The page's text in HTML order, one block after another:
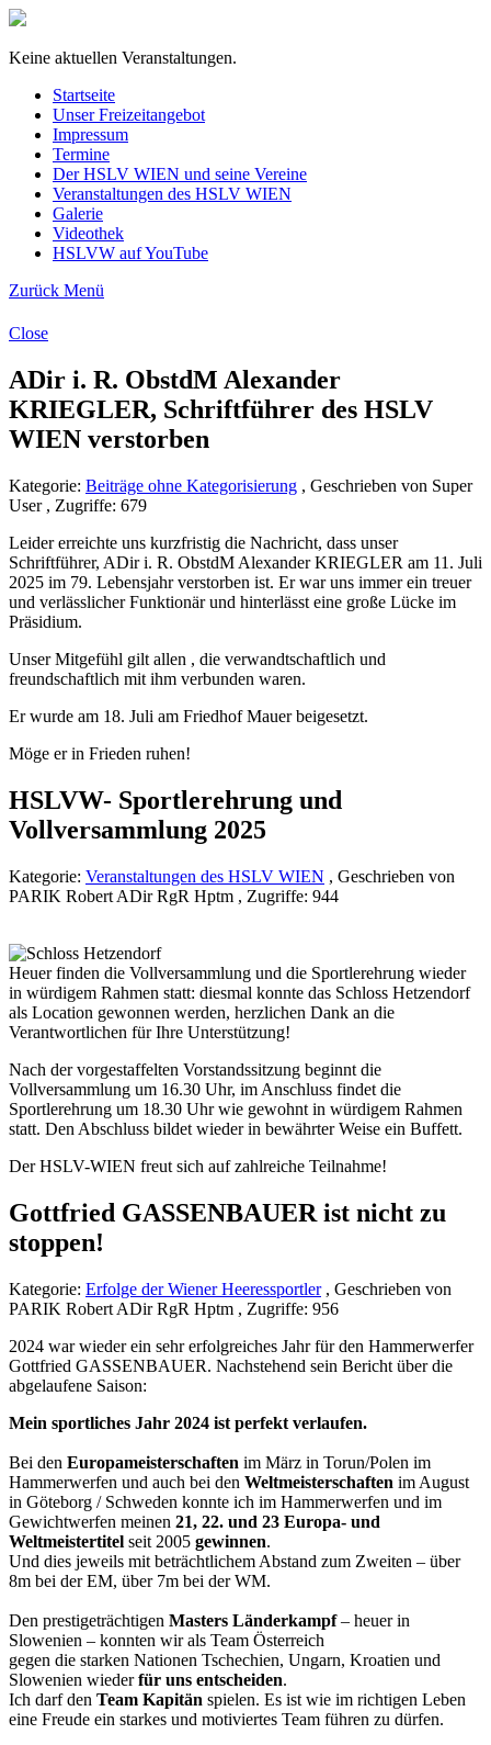
Keine aktuellen Veranstaltungen.
Startseite
Unser Freizeitangebot
Impressum
Termine
Der HSLV WIEN und seine Vereine
Veranstaltungen des HSLV WIEN
Galerie
Videothek
HSLVW auf YouTube
Zurück Menü
Close
ADir i. R. ObstdM Alexander
KRIEGLER, Schriftführer des HSLV
WIEN verstorben
Kategorie: Beiträge ohne Kategorisierung , Geschrieben von Super
User , Zugriffe: 679
Leider erreichte uns kurzfristig die Nachricht, dass unser
Schriftführer, ADir i. R. ObstdM Alexander KRIEGLER am 11. Juli
2025 im 79. Lebensjahr verstorben ist. Er war uns immer ein treuer
und verlässlicher Funktionär und hinterlässt eine große Lücke im
Präsidium.
Unser Mitgefühl gilt allen , die verwandtschaftlich und
freundschaftlich mit ihm verbunden waren.
Er wurde am 18. Juli am Friedhof Mauer beigesetzt.
Möge er in Frieden ruhen!
HSLVW- Sportlerehrung und
Vollversammlung 2025
Kategorie: Veranstaltungen des HSLV WIEN , Geschrieben von
PARIK Robert ADir RgR Hptm , Zugriffe: 944
Heuer finden die Vollversammlung und die Sportlerehrung wieder
in würdigem Rahmen statt: diesmal konnte das Schloss Hetzendorf
als Location gewonnen werden, herzlichen Dank an die
Verantwortlichen für Ihre Unterstützung!
Nach der vorgestaffelten Vorstandssitzung beginnt die
Vollversammlung um 16.30 Uhr, im Anschluss findet die
Sportlerehrung um 18.30 Uhr wie gewohnt in würdigem Rahmen
statt. Den Abschluss bildet wieder in bewährter Weise ein Buffett.
Der HSLV-WIEN freut sich auf zahlreiche Teilnahme!
Gottfried GASSENBAUER ist nicht zu
stoppen!
Kategorie: Erfolge der Wiener Heeressportler, Geschrieben von
PARIK Robert ADir RgR Hptm , Zugriffe: 956
2024 war wieder ein sehr erfolgreiches Jahr für den Hammerwerfer
Gottfried GASSENBAUER. Nachstehend sein Bericht über die
abgelaufene Saison:
Mein sportliches Jahr 2024 ist perfekt verlaufen.
Bei den Europameisterschaften im März in Torun/Polen im
Hammerwerfen und auch bei den Weltmeisterschaften im August
in Göteborg / Schweden konnte ich im Hammerwerfen und im
Gewichtwerfen meinen 21, 22. und 23 Europa- und
Weltmeistertitel seit 2005 gewinnen.
Und dies jeweils mit beträchtlichem Abstand zum Zweiten – über
8m bei der EM, über 7m bei der WM.
Den prestigeträchtigen Masters Länderkampf– heuer in
Slowenien – konnten wir als Team Österreich
gegen die starken Nationen Tschechien, Ungarn, Kroatien und
Slowenien wiederfür uns entscheiden.
Ich darf den Team Kapitän spielen. Es ist wie im richtigen Leben
eine Freude ein starkes und motiviertes Team führen zu dürfen.